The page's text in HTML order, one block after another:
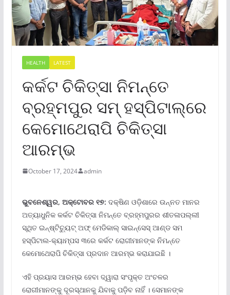
HEALTH LATEST
କର୍କଟ ଚିକିତ୍ସା ନିମନ୍ତେ
ବ୍ରହ୍ମପୁର ସମ୍ ହସ୍ପିଟାଲ୍‌ରେ
କେମୋଥେରାପି ଚିକିତ୍ସା
ଆରମ୍ଭ
October 17, 2024 admin
ଭୁବନେଶ୍ୱର, ଅକ୍ଟୋବର ୧୭: ଦକ୍ଷିଣ ଓଡ଼ିଶାରେ ଉନ୍ନତ ମାନର
ଅତ୍ୟାଧୁନିକ କର୍କଟ ଚିକିତ୍ସା ନିମନ୍ତେ ବ୍ରହ୍ମପୁରର ଶୀତଳାପଲ୍ଲୀ
ସ୍ଥିତ ଇନ୍‌ଷ୍ଟିଚ୍ୟୁଟ୍ ଅଫ୍ ମେଡିକାଲ୍ ସାଇନ୍‌ସେସ୍ ଆଣ୍ଡ ସମ
ହସ୍ପିଟାଲ-କ୍ୟାମ୍ପସ ୩ରେ କର୍କଟ ରୋଗୀମାନଙ୍କ ନିମନ୍ତେ
କେମୋଥେରାପି ଚିକିତ୍ସା ପ୍ରଦାନ ଆରମ୍ଭ କରାଯାଇଛି ।
ଏହି ପ୍ରୟାସ ଆରମ୍ଭ ହେବା ଦ୍ୱାରା ସଂପୃକ୍ତ ଅଂଚଳର
ରୋଗୀମାନଙ୍କୁ ଦୂରସ୍ଥାନକୁ ଯିବାକୁ ପଡ଼ିବ ନାହିଁ । ସେମାନଙ୍କ